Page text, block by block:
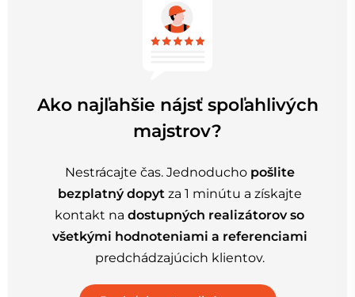
Ako najľahšie nájsť spoľahlivých
majstrov?
Nestrácajte čas. Jednoducho pošlite
bezplatný dopytza 1 minútu a získajte
kontakt na dostupných realizátorov so
všetkými hodnoteniami a referenciami
predchádzajúcich klientov.